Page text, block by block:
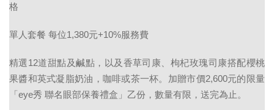
格
單人套餐 每位1,380元+10%服務費
精選12道甜點及鹹點，以及香草司康、枸杞玫瑰司康搭配櫻桃
果醬和英式凝脂奶油，咖啡或茶一杯。加贈市價2,600元的限量
「eye秀 聯名眼部保養禮盒」乙份，數量有限，送完為止。